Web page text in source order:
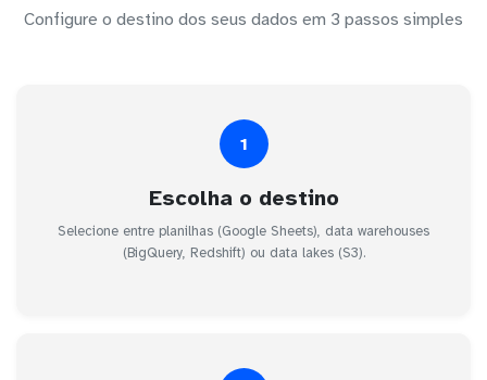
Configure o destino dos seus dados em 3 passos simples
1
Escolha o destino
Selecione entre planilhas (Google Sheets), data warehouses
(BigQuery, Redshift) ou data lakes (S3).